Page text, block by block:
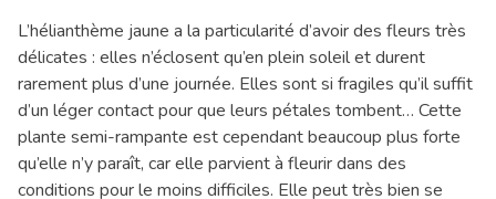
L’hélianthème jaune a la particularité d’avoir des fleurs très
délicates : elles n’éclosent qu’en plein soleil et durent
rarement plus d’une journée. Elles sont si fragiles qu’il suffit
d’un léger contact pour que leurs pétales tombent… Cette
plante semi-rampante est cependant beaucoup plus forte
qu’elle n’y paraît, car elle parvient à fleurir dans des
conditions pour le moins difficiles. Elle peut très bien se